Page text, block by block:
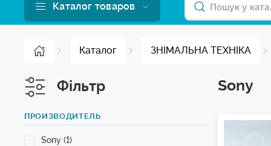
Каталог товаров
Каталог ЗНІМАЛЬНА ТЕХНІКА
Фільтр
ПРОИЗВОДИТЕЛЬ
Sony (1)
Sony